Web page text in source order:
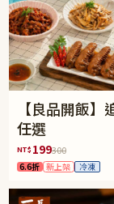
【良品開飯】
任選
NT$ 199300
6.6折 新上架 冷凍